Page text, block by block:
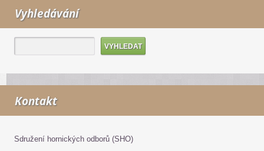
Vyhledávání
Kontakt
Sdružení hornických odborů (SHO)